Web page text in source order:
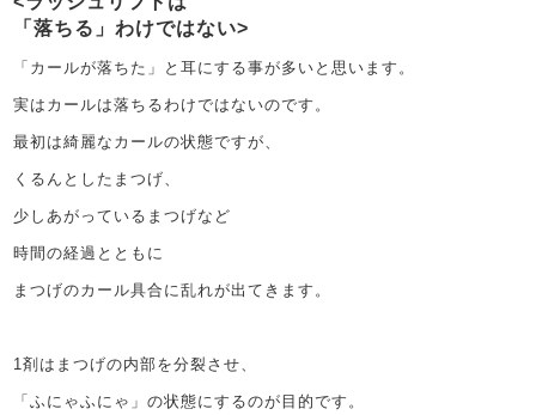
「落ちる」わけではない
「カールが落ちた」と耳にする事が多いと思います。
実はカールは落ちるわけではないのです。
最初は綺麗なカールの状態ですが、
くるんとしたまつげ、
少しあがっているまつげなど
時間の経過とともに
まつげのカール具合に乱れが出てきます。
1剤はまつげの内部を分裂させ、
「ふにゃふにゃ」の状態にするのが目的です。